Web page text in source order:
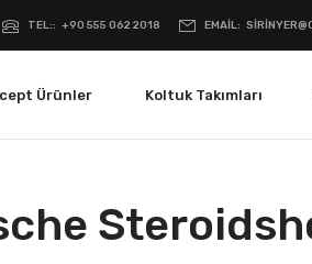
TEL: +90 555 062 2018 EMAIL
Ürünler Koltuk Takımları